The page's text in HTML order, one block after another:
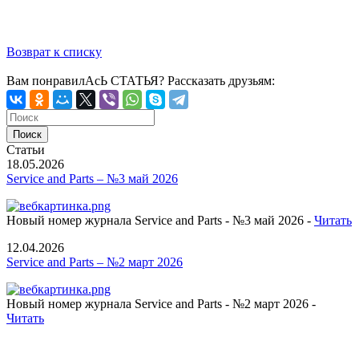
Возврат к списку
Вам понравилАсЬ СТАТЬЯ? Рассказать друзьям:
Статьи
18.05.2026
Service and Parts – №3 май 2026
Новый номер журнала Service and Parts - №3 май 2026 - Читать
12.04.2026
Service and Parts – №2 март 2026
Новый номер журнала Service and Parts - №2 март 2026 -
Читать